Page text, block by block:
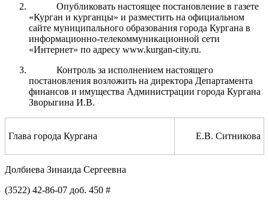
Опубликовать настоящее постановление в газете
«Курган и курганцы» и разместить на официальном
сайте муниципального образования города Кургана в
информационно-телекоммуникационной сети
«Интернет» по адресу www.kurgan-city.ru.
Контроль за исполнением настоящего
постановления возложить на директора Департамента
финансов и имущества Администрации города Кургана
Зворыгина И.В.
Глава города Кургана Е.В. Ситникова
Долбиева Зинаида Сергеевна
(3522) 42-86-07 доб. 450 #